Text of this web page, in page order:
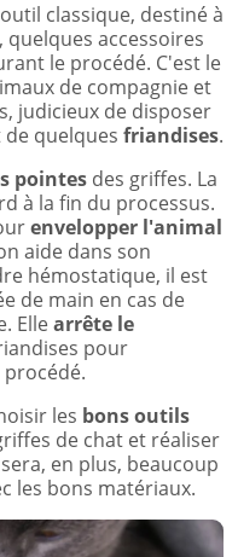
classique, destiné à
accessoires
le procédé. C'est le
de compagnie et
judicieux de disposer
de quelques friandises.
pointes des griffes. La
à la fin du processus.
envelopper l'animal
aide dans son
hémostatique, il est
de main en cas de
Ellearrête le
pour
les bons outils
de chat et réaliser
en plus, beaucoup
les bons matériaux.